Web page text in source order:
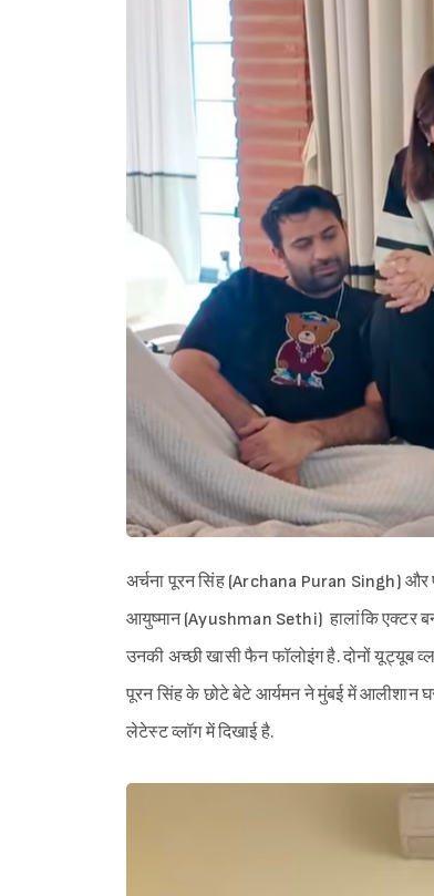
अर्चना पूरन सिंह (Archana Puran Singh)
आयुष्मान (Ayushman Sethi) हालांकि एक्टर
उनकी अच्छी खासी फैन फॉलोइंग है. दोनों यूट्यूब
पूरन सिंह के छोटे बेटे आर्यमन ने मुंबई में
लेटेस्ट व्लॉग में दिखाई है.